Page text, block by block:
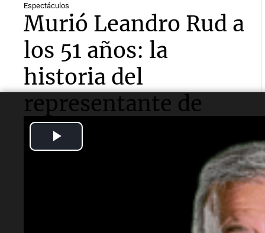
Espectáculos
Murió Leandro Rud a
los 51 años: la
historia del
representante de
modelos que marcó
una época
El empresario y conductor falleció tras una larga
lucha contra un cáncer de parótida. Fundó una de las
agencias de modelos más reconocidas y luego volcó